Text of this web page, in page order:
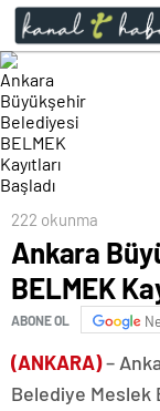
222 okunma
Ankara
BELMEK
ABONE OL
(ANKARA)–
Belediye Meslek